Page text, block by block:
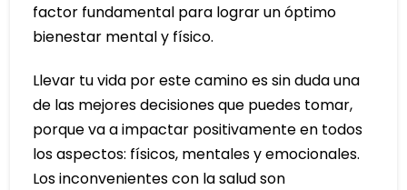
factor fundamental para lograr un óptimo
bienestar mental y físico.
Llevar tu vida por este camino es sin duda una
de las mejores decisiones que puedes tomar,
porque va a impactar positivamente en todos
los aspectos: físicos, mentales y emocionales.
Los inconvenientes con la salud son